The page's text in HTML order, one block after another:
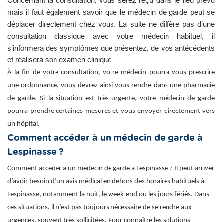
mais il faut également savoir que le médecin de garde peut se
déplacer directement chez vous. La suite ne diffère pas d’une
consultation classique avec votre médecin habituel, il
s’informera des symptômes que présentez, de vos antécédents
et réalisera son examen clinique.
À la fin de votre consultation, votre médecin pourra vous prescrire
une ordonnance, vous devrez ainsi vous rendre dans une pharmacie
de garde. Si la situation est très urgente, votre médecin de garde
pourra prendre certaines mesures et vous envoyer directement vers
un hôpital.
Comment accéder à un médecin de garde à
Lespinasse ?
Comment accéder à un médecin de garde à Lespinasse ? Il peut arriver
d’avoir besoin d’un avis médical en dehors des horaires habituels à
Lespinasse, notamment la nuit, le week-end ou les jours fériés. Dans
ces situations, il n’est pas toujours nécessaire de se rendre aux
urgences, souvent très sollicitées. Pour connaître les solutions